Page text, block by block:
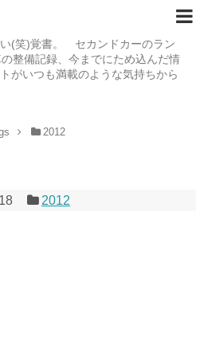
(笑)覚書。 セカンドカーのラン
整備記録、今までにため込んだ情
がいつも満載のような気持ちから
2012
2012